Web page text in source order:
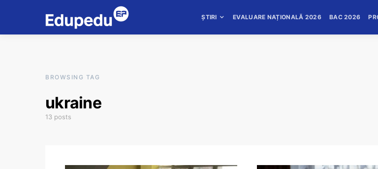
ȘTIRI EVALUARE NAȚIONALĂ 2026 BAC 2026
BROWSING TAG
ukraine
13 posts